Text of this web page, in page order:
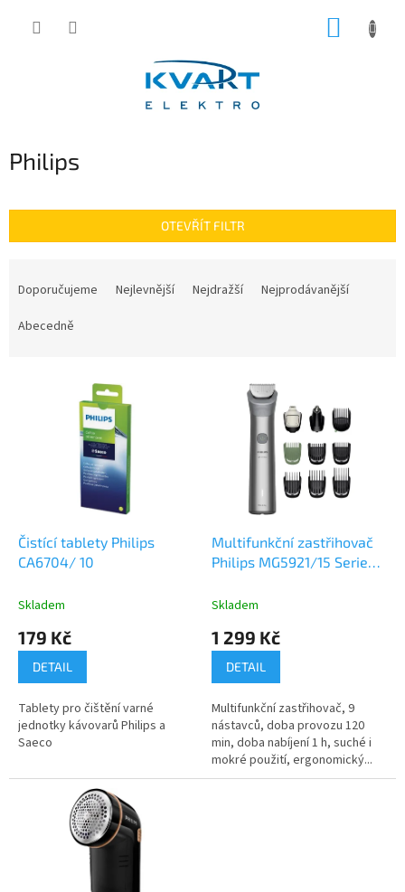
Philips
OTEVŘÍT FILTR
Doporučujeme Nejlevnější Nejdražší
Nejprodávanější
Abecedně
Čistící tablety Philips
CA6704/ 10
Skladem
179 Kč
DETAIL
Tablety pro čištění varné
jednotky kávovarů Philips a
Saeco
Multifunkční zastřihovač
Philips MG5921/15 Series
Skladem
1 299 Kč
DETAIL
Multifunkční zastřihovač, 9
nástavců, doba provozu 120
min, doba nabíjení 1 h, suché i
mokré použití, ergonomický...